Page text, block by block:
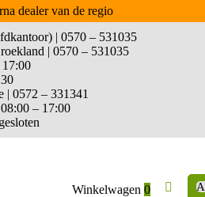
dealer van de regio
| 0570 – 531035
| 0570 – 531035
| 0572 – 331341
– 17:00
Winkelwagen 0